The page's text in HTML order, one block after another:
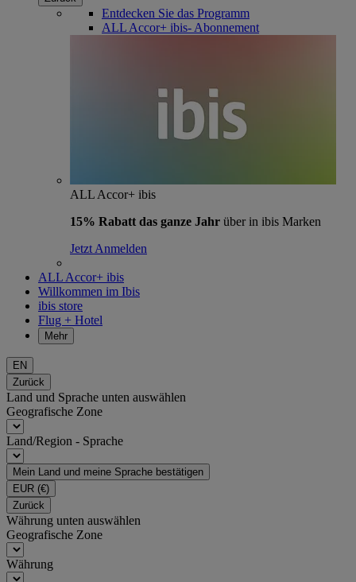
Entdecken Sie das Programm
ALL Accor+ ibis- Abonnement
ALL Accor+ ibis
15% Rabatt das ganze Jahr über in ibis Marken
Jetzt Anmelden
ALL Accor+ ibis
Willkommen im Ibis
ibis store
Flug + Hotel
Mehr
EN
Zurück
Land und Sprache unten auswählen
Geografische Zone
Land/Region - Sprache
Mein Land und meine Sprache bestätigen
EUR (€)
Zurück
Währung unten auswählen
Geografische Zone
Währung